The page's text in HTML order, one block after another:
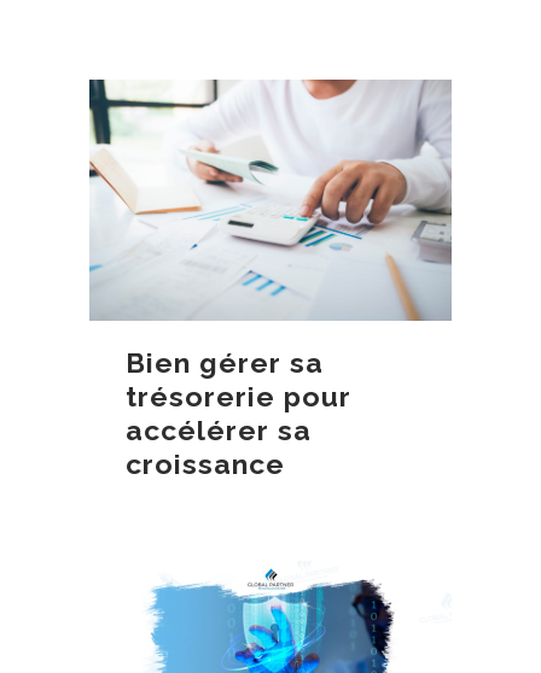
Bien gérer sa
trésorerie pour
accélérer sa
croissance